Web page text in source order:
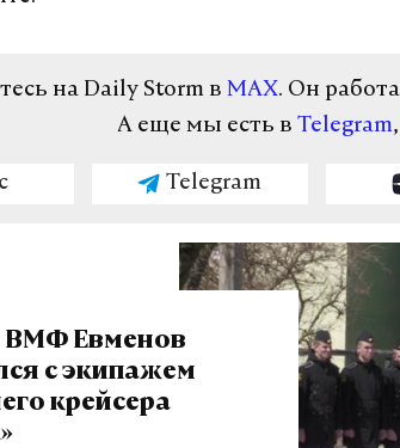
на Daily Storm в MAX. Он
А еще мы есть в Telegram,
Telegram
ВМФ Евменов
с экипажем
крейсера